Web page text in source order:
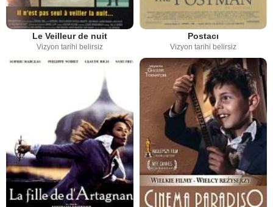
Le Veilleur de nuit
Vizyon tarihi belirsiz
Postacı
Vizyon tarihi belirsiz